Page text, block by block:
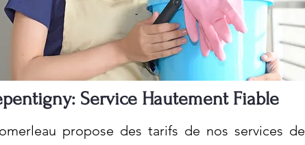
Service Hautement Fiable
propose des tarifs de nos services de